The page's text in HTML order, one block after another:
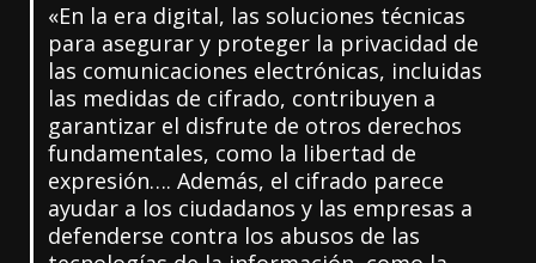
«En la era digital, las soluciones técnicas
para asegurar y proteger la privacidad de
las comunicaciones electrónicas, incluidas
las medidas de cifrado, contribuyen a
garantizar el disfrute de otros derechos
fundamentales, como la libertad de
expresión…. Además, el cifrado parece
ayudar a los ciudadanos y las empresas a
defenderse contra los abusos de las